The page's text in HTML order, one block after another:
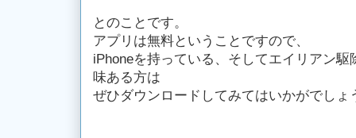
とのことです。
アプリは無料ということですので、
iPhoneを持っている、そしてエイリアン駆
味ある方は
ぜひダウンロードしてみてはいかがでしょ